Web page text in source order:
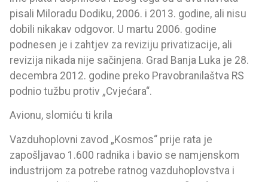
pisali Miloradu Dodiku, 2006. i 2013. godine, ali nisu
dobili nikakav odgovor. U martu 2006. godine
podnesen je i zahtjev za reviziju privatizacije, ali
revizija nikada nije sačinjena. Grad Banja Luka je 28.
decembra 2012. godine preko Pravobranilaštva RS
podnio tužbu protiv „Cvjećara“.
Avionu, slomiću ti krila
Vazduhoplovni zavod „Kosmos“ prije rata je
zapošljavao 1.600 radnika i bavio se namjenskom
industrijom za potrebe ratnog vazduhoplovstva i